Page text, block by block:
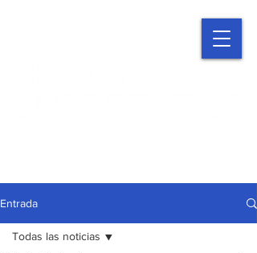
Entrada
Todas las noticias